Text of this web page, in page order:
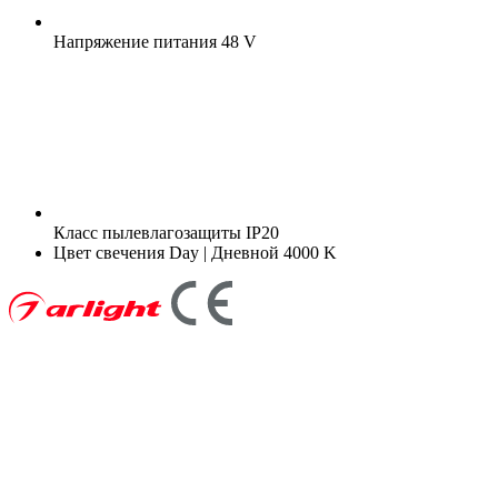
Напряжение питания 48 V
Класс пылевлагозащиты IP20
Цвет свечения Day | Дневной 4000 K